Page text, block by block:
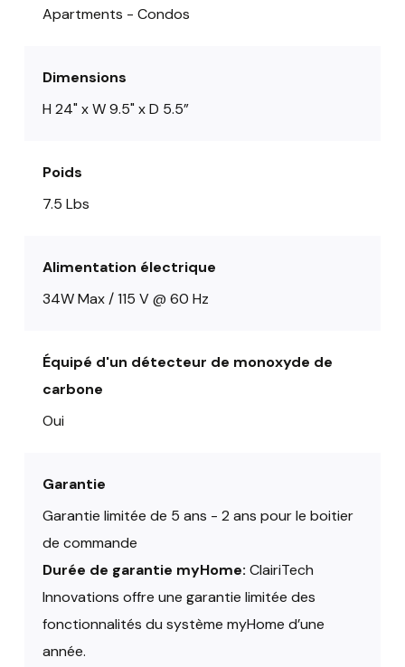
Apartments - Condos
Dimensions
H 24" x W 9.5" x D 5.5”
Poids
7.5 Lbs
Alimentation électrique
34W Max / 115 V @ 60 Hz
Équipé d'un détecteur de monoxyde de
carbone
Oui
Garantie
Garantie limitée de 5 ans - 2 ans pour le boitier
de commande
Durée de garantie myHome: ClairiTech
Innovations offre une garantie limitée des
fonctionnalités du système myHome d’une
année.